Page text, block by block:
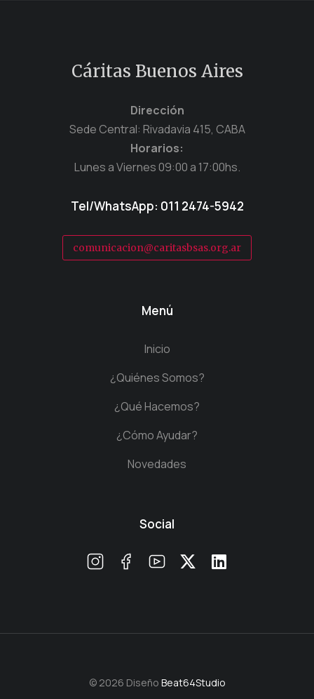
Cáritas Buenos Aires
Dirección
Sede Central: Rivadavia 415, CABA
Horarios:
Lunes a Viernes 09:00 a 17:00hs.
Tel/WhatsApp: 011 2474-5942
comunicacion@caritasbsas.org.ar
Menú
Inicio
¿Quiénes Somos?
¿Qué Hacemos?
¿Cómo Ayudar?
Novedades
Social
© 2026 Diseño Beat64Studio